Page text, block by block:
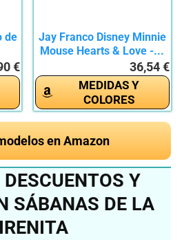
de
€
Jay Franco Disney Minnie
Mouse Hearts & Love -...
36,54 €
MEDIDAS Y
COLORES
en Amazon
Y
SÁBANAS DE LA